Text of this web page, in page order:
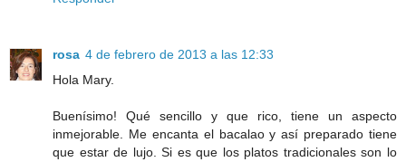
rosa 4 de febrero de 2013 a las 12:33
Hola Mary.
Buenísimo! Qué sencillo y que rico, tiene un aspecto
inmejorable. Me encanta el bacalao y así preparado tiene
que estar de lujo. Si es que los platos tradicionales son lo